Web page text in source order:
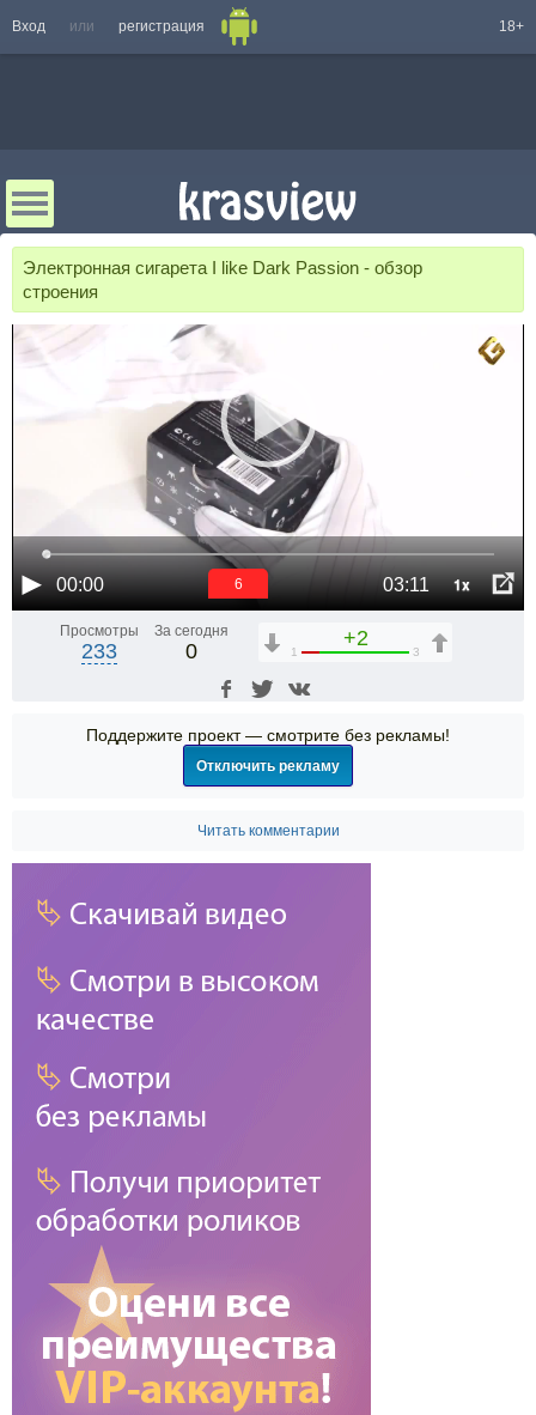
Вход или регистрация 18+
Электронная сигарета I like Dark Passion - обзор
строения
00:00 03:11 1x
6
Просмотры
233
За сегодня
0
+2
1 3
Поддержите проект — смотрите без рекламы!
Отключить рекламу
Читать комментарии